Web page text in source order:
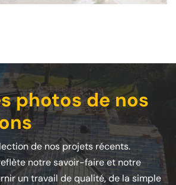
photos de nos
de nos projets récents.
notre savoir-faire et notre
un travail de qualité, de la simple